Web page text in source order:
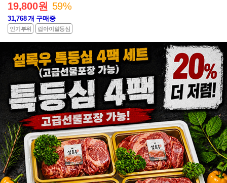
19,800원 59%
31,768개 구매중
인기부위 립아이알등심